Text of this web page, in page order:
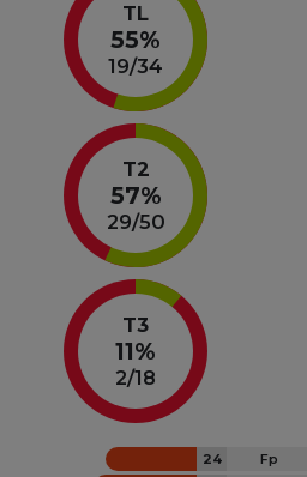
TL
55%
19/34
T2
57%
29/50
T3
11%
2/18
24 Fp